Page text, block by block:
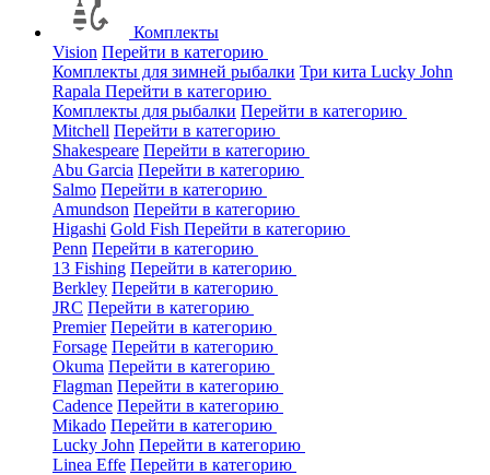
Комплекты
Vision Перейти в категорию
Комплекты для зимней рыбалки Три кита Lucky John
Rapala Перейти в категорию
Комплекты для рыбалки Перейти в категорию
Mitchell Перейти в категорию
Shakespeare Перейти в категорию
Abu Garcia Перейти в категорию
Salmo Перейти в категорию
Amundson Перейти в категорию
Higashi Gold Fish Перейти в категорию
Penn Перейти в категорию
13 Fishing Перейти в категорию
Berkley Перейти в категорию
JRC Перейти в категорию
Premier Перейти в категорию
Forsage Перейти в категорию
Okuma Перейти в категорию
Flagman Перейти в категорию
Cadence Перейти в категорию
Mikado Перейти в категорию
Lucky John Перейти в категорию
Linea Effe Перейти в категорию